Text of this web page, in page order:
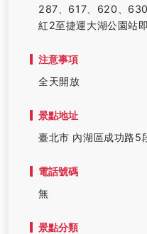
287、617、620、
紅2至捷運大湖公園站即
注意事項
全天開放
景點地址
臺北市 內湖區成功路5
電話號碼
無
景點分類